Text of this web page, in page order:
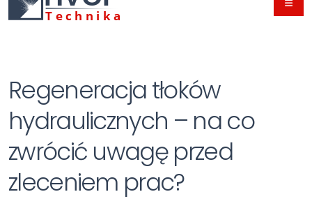
T echnika
Regeneracja tłoków
hydraulicznych – na co
zwrócić uwagę przed
zleceniem prac?